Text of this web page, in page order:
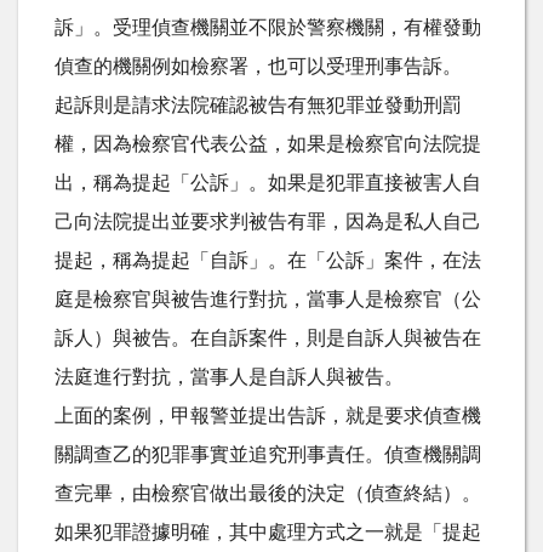
訴」。受理偵查機關並不限於警察機關，有權發動
偵查的機關例如檢察署，也可以受理刑事告訴。
起訴則是請求法院確認被告有無犯罪並發動刑罰
權，因為檢察官代表公益，如果是檢察官向法院提
出，稱為提起「公訴」。如果是犯罪直接被害人自
己向法院提出並要求判被告有罪，因為是私人自己
提起，稱為提起「自訴」。在「公訴」案件，在法
庭是檢察官與被告進行對抗，當事人是檢察官（公
訴人）與被告。在自訴案件，則是自訴人與被告在
法庭進行對抗，當事人是自訴人與被告。
上面的案例，甲報警並提出告訴，就是要求偵查機
關調查乙的犯罪事實並追究刑事責任。偵查機關調
查完畢，由檢察官做出最後的決定（偵查終結）。
如果犯罪證據明確，其中處理方式之一就是「提起